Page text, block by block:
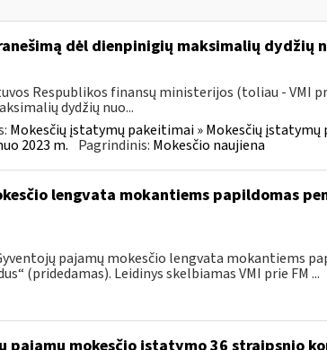
dėl dienpinigių maksimalių dydžių
Respublikos finansų ministerijos (toliau - VMI
dydžių nuo...
Mokesčių įstatymų pakeitimai » Mokesčių įstatymų
2023 m. Pagrindinis: Mokesčio naujiena
lengvata mokantiems papildomas
pajamų mokesčio lengvata mokantiems
(pridedamas). Leidinys skelbiamas VMI prie FM ...